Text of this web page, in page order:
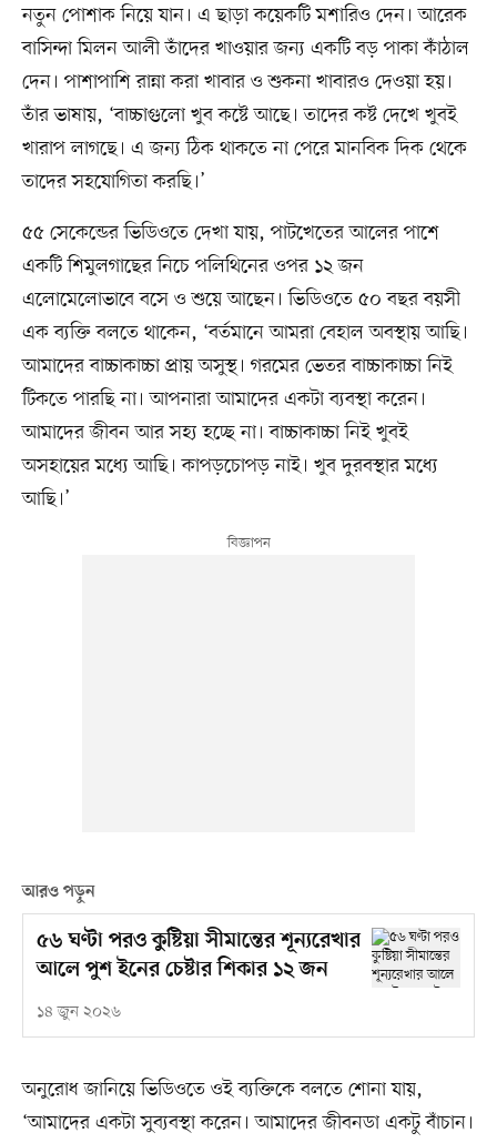
নতুন পোশাক নিয়ে যান। এ ছাড়া কয়েকটি মশারিও দেন। আরেক
বাসিন্দা মিলন আলী তাঁদের খাওয়ার জন্য একটি বড় পাকা কাঁঠাল
দেন। পাশাপাশি রান্না করা খাবার ও শুকনা খাবারও দেওয়া হয়।
তাঁর ভাষায়, ‘বাচ্চাগুলো খুব কষ্টে আছে। তাদের কষ্ট দেখে খুবই
খারাপ লাগছে। এ জন্য ঠিক থাকতে না পেরে মানবিক দিক থেকে
তাদের সহযোগিতা করছি।’
৫৫ সেকেন্ডের ভিডিওতে দেখা যায়, পাটখেতের আলের পাশে
একটি শিমুলগাছের নিচে পলিথিনের ওপর ১২ জন
এলোমেলোভাবে বসে ও শুয়ে আছেন। ভিডিওতে ৫০ বছর বয়সী
এক ব্যক্তি বলতে থাকেন, ‘বর্তমানে আমরা বেহাল অবস্থায় আছি।
আমাদের বাচ্চাকাচ্চা প্রায় অসুস্থ। গরমের ভেতর বাচ্চাকাচ্চা নিই
টিকতে পারছি না। আপনারা আমাদের একটা ব্যবস্থা করেন।
আমাদের জীবন আর সহ্য হচ্ছে না। বাচ্চাকাচ্চা নিই খুবই
অসহায়ের মধ্যে আছি। কাপড়চোপড় নাই। খুব দুরবস্থার মধ্যে
আছি।’
আরও পড়ুন
৫৬ ঘণ্টা পরও কুষ্টিয়া সীমান্তের শূন্যরেখার
আলে পুশ ইনের চেষ্টার শিকার ১২ জন
১৪ জুন ২০২৬
অনুরোধ জানিয়ে ভিডিওতে ওই ব্যক্তিকে বলতে শোনা যায়,
‘আমাদের একটা সুব্যবস্থা করেন। আমাদের জীবনডা একটু বাঁচান।